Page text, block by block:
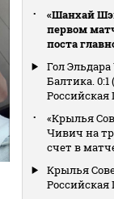
«Шанхай
первом
поста
Гол
Балтика.
«Крылья
Чивич на
счет в
Крылья